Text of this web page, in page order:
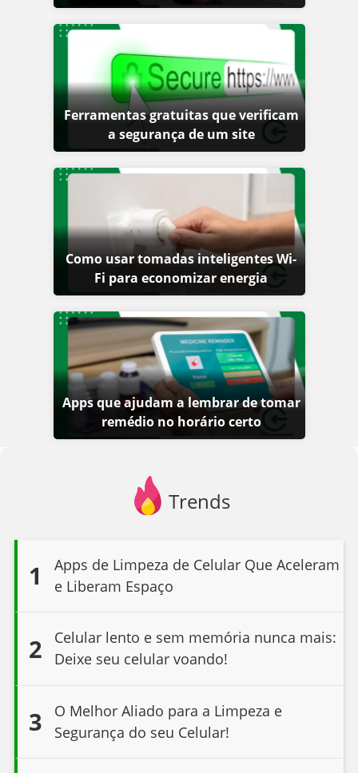
Ferramentas gratuitas que verificam
a segurança de um site
Como usar tomadas inteligentes Wi-
Fi para economizar energia
Apps que ajudam a lembrar de tomar
remédio no horário certo
Trends
1
Apps de Limpeza de Celular Que Aceleram
e Liberam Espaço
2
Celular lento e sem memória nunca mais:
Deixe seu celular voando!
3
O Melhor Aliado para a Limpeza e
Segurança do seu Celular!